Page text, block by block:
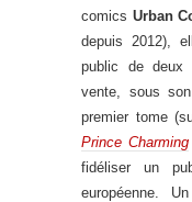
comics Urban
depuis 2012),
public de deux
vente, sous
premier tome
Prince Charming
fidéliser un
européenne.